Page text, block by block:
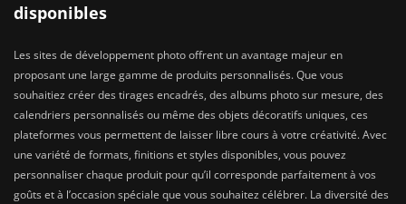
disponibles
Les sites de développement photo offrent un avantage majeur en
proposant une large gamme de produits personnalisés. Que vous
souhaitiez créer des tirages encadrés, des albums photo sur mesure, des
calendriers personnalisés ou même des objets décoratifs uniques, ces
plateformes vous permettent de laisser libre cours à votre créativité. Avec
une variété de formats, finitions et styles disponibles, vous pouvez
personnaliser chaque produit pour qu’il corresponde parfaitement à vos
goûts et à l’occasion spéciale que vous souhaitez célébrer. La diversité des